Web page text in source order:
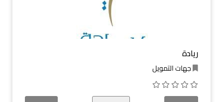
ريادة
جهات التمويل